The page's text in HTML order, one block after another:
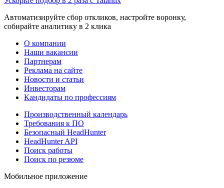
Автоматизируйте сбор откликов, настройте воронку,
собирайте аналитику в 2 клика
О компании
Наши вакансии
Партнерам
Реклама на сайте
Новости и статьи
Инвесторам
Кандидаты по профессиям
Производственный календарь
Требования к ПО
Безопасный HeadHunter
HeadHunter API
Поиск работы
Поиск по резюме
Мобильное приложение